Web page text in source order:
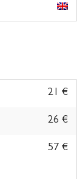
21 €
26 €
57 €